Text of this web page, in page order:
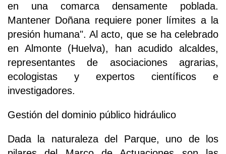
en una comarca densamente poblada.
Mantener Doñana requiere poner límites a la
presión humana". Al acto, que se ha celebrado
en Almonte (Huelva), han acudido alcaldes,
representantes de asociaciones agrarias,
ecologistas y expertos científicos e
investigadores.
Gestión del dominio público hidráulico
Dada la naturaleza del Parque, uno de los